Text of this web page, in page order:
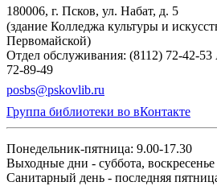
180006, г. Псков, ул. Набат, д. 5
(здание Колледжа культуры и
Первомайской)
Отдел обслуживания: (8112) 72-42-53
72-89-49
posbs@pskovlib.ru
Группа библиотеки во вКонтакте
Понедельник-пятница: 9.00-17.30
Выходные дни - суббота, воскресенье
Санитарный день - последняя